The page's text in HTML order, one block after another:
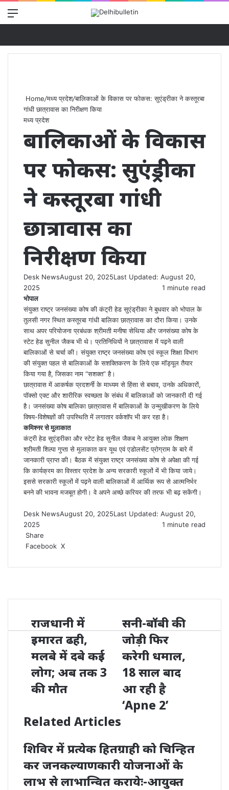
Menu
Home/मध्य प्रदेश/बालिकाओं के विकास पर फोकस: सुएंड्रीका ने कस्तूरबा
गांधी छात्रावास का निरीक्षण किया
मध्य प्रदेश
बालिकाओं के विकास
पर फोकस: सुएंड्रीका
ने कस्तूरबा गांधी
छात्रावास का
निरीक्षण किया
Desk NewsAugust 20, 2025Last Updated: August 20,
2025
1 minute read
भोपाल
संयुक्त राष्ट्र जनसंख्या कोष की कंट्री हेड सुएंड्रीका ने बुधवार को भोपाल के
तुलसी नगर स्थित कस्तूरबा गांधी बालिका छात्रावास का दौरा किया। उनके
साथ अपर परियोजना प्रबंधक श्रीमती मनीषा सेथिया और जनसंख्या कोष के
स्टेट हेड सुनील जैकब भी थे। प्रतिनिधियों ने छात्रावास में पढ़ने वाली
बालिकाओं से चर्चा की। संयुक्त राष्ट्र जनसंख्या कोष एवं स्कूल शिक्षा विभाग
की संयुक्त पहल से बालिकाओं के सशक्तिकरण के लिये एक मॉड्यूल तैयार
किया गया है, जिसका नाम “सशक्त” है।
छात्रावास में आकर्षक प्रदशर्नी के माध्यम से हिंसा से बचाव, उनके अधिकारों,
पॉक्सो एक्ट और शारीरिक स्वच्छता के संबंध में बालिकाओं को जानकारी दी गई
है। जनसंख्या कोष बालिका छात्रावास में बालिकाओं के उन्मुखीकरण के लिये
विषय-विशेषज्ञों की उपस्थिति में लगातार वर्कशॉप भी कर रहा है।
कमिश्नर से मुलाकात
कंट्री हेड सुएंड्रीका और स्टेट हेड सुनील जैकब ने आयुक्त लोक शिक्षण
श्रीमती शिल्पा गुप्ता से मुलाकात कर यूथ एवं एडोलसेंट प्रोग्राम के बारे में
जानकारी प्राप्त की। बैठक में संयुक्त राष्ट्र जनसंख्या कोष से अपेक्षा की गई
कि कार्यक्रम का विस्तार प्रदेश के अन्य सरकारी स्कूलों में भी किया जाये।
इससे सरकारी स्कूलों में पढ़ने वाली बालिकाओं में आर्थिक रूप से आत्मनिर्भर
बनने की भावना मजबूत होगी। वे अपने अच्छे करियर की तरफ भी बढ़ सकेंगी।
Desk NewsAugust 20, 2025Last Updated: August 20,
2025
1 minute read
Share
Facebook X
Email
राजधानी में
इमारत ढही,
मलबे में दबे कई
लोग; अब तक 3
की मौत
सनी-बॉबी की
जोड़ी फिर
करेगी धमाल,
18 साल बाद
आ रही है
‘Apne 2’
Related Articles
शिविर में प्रत्येक हितग्राही को चिन्हित
कर जनकल्याणकारी योजनाओं के
लाभ से लाभान्वित करायेः-आयुक्त